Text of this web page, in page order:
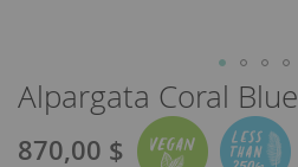
Alpargata Coral Blue
Special
870,00 $
Saltar
al
comienzo
de